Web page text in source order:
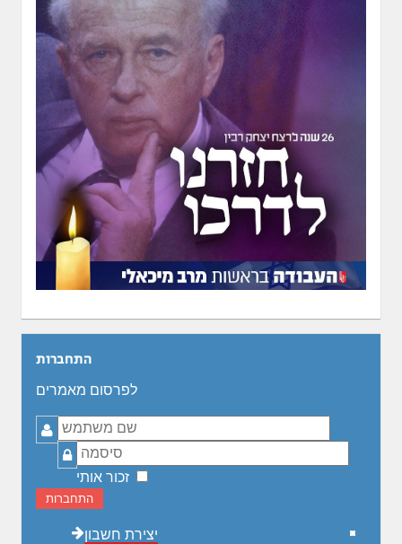
התחברות
לפרסום מאמרים
שם
משתמש
סיסמה
זכור אותי
התחברות
יצירת חשבון